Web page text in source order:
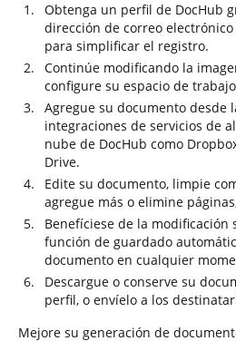
Obtenga un perfil de DocHub
dirección de correo
para simplificar el registro.
Continúe modificando la
configure su espacio de
Agregue su documento desde
integraciones de servicios de
nube de DocHub como
Drive.
Edite su documento, limpie
agregue más o elimine
Benefíciese de la modificación
función de guardado
documento en cualquier
Descargue o conserve su
perfil, o envíelo a los
Mejore su generación de